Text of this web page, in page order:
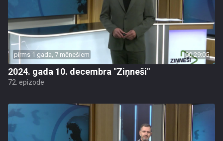
pirms 1 gada, 7 mēnešiem 00:29:05
2024. gada 10. decembra "Ziņneši"
72. epizode